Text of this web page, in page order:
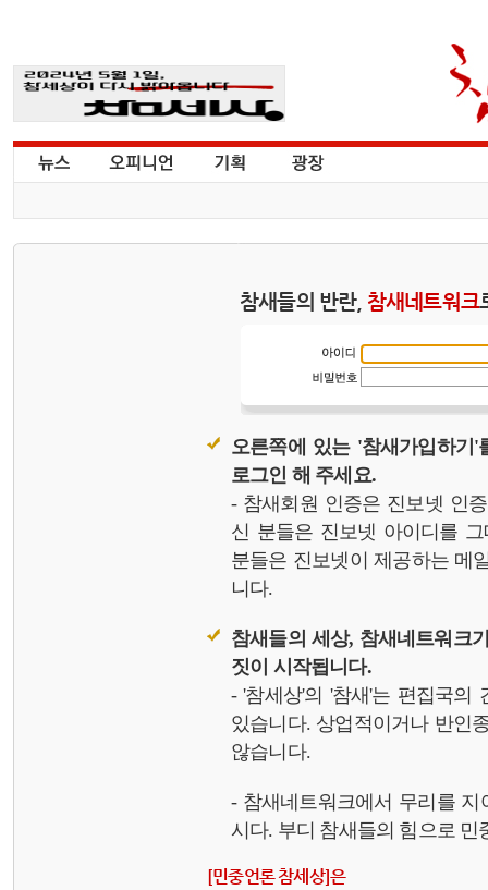
참새들의 반란, 참새네트워크
오른쪽에 있는 '참새가입하기
로그인 해 주세요.
- 참새회원 인증은 진보넷 인
신 분들은 진보넷 아이디를
분들은 진보넷이 제공하는 메
니다.
참새들의 세상, 참새네트워크
짓이 시작됩니다.
- '참세상'의 '참새'는 편집국의
있습니다. 상업적이거나 반인
않습니다.
- 참새네트워크에서 무리를
시다. 부디 참새들의 힘으로 민
[민중언론 참세상]은